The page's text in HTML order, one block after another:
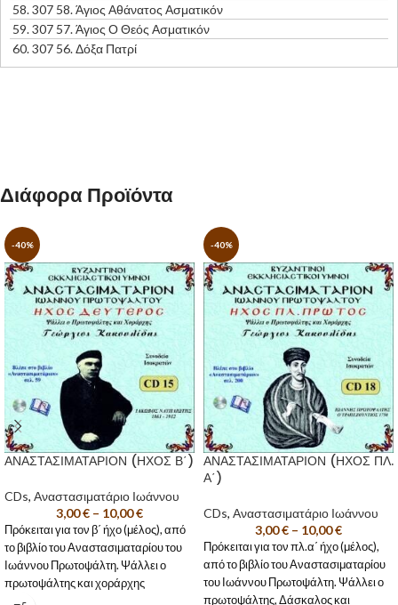
58.307 58. Άγιος Αθάνατος Ασματικόν
59.307 57. Άγιος Ο Θεός Ασματικόν
60.307 56. Δόξα Πατρί
Διάφορα Προϊόντα
-40%
ΑΝΑΣΤΑΣΙΜΑΤΑΡΙΟΝ (ΗΧΟΣ Β΄)
CDs, Αναστασιματάριο Ιωάννου
3,00€ – 10,00€
Πρόκειται για τον β΄ ήχο (μέλος), από
το βιβλίο του Αναστασιματαρίου του
Ιωάννου Πρωτοψάλτη. Ψάλλει ο
πρωτοψάλτης και χοράρχης
Γεώργιος Κακουλίδης
-40%
ΑΝΑΣΤΑΣΙΜΑΤΑΡΙΟΝ (ΗΧΟΣ ΠΛ.
Α΄)
CDs, Αναστασιματάριο Ιωάννου
3,00€ – 10,00€
Πρόκειται για τον πλ.α΄ ήχο (μέλος),
από το βιβλίο του Αναστασιματαρίου
του Ιωάννου Πρωτοψάλτη. Ψάλλει ο
πρωτοψάλτης, Δάσκαλος και